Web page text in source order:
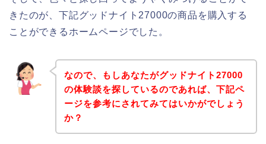
きたのが、下記グッドナイト27000の商品を購入する
ことができるホームページでした。
なので、もしあなたがグッドナイト27000
の体験談を探しているのであれば、下記ペ
ージを参考にされてみてはいかがでしょう
か？